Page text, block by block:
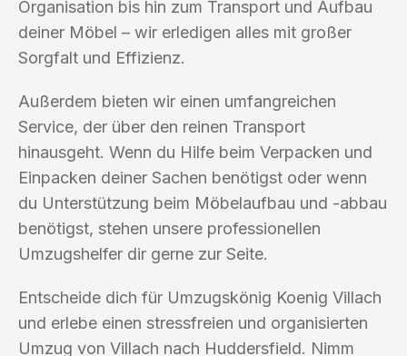
Organisation bis hin zum Transport und Aufbau
deiner Möbel – wir erledigen alles mit großer
Sorgfalt und Effizienz.
Außerdem bieten wir einen umfangreichen
Service, der über den reinen Transport
hinausgeht. Wenn du Hilfe beim Verpacken und
Einpacken deiner Sachen benötigst oder wenn
du Unterstützung beim Möbelaufbau und -abbau
benötigst, stehen unsere professionellen
Umzugshelfer dir gerne zur Seite.
Entscheide dich für Umzugskönig Koenig Villach
und erlebe einen stressfreien und organisierten
Umzug von Villach nach Huddersfield. Nimm